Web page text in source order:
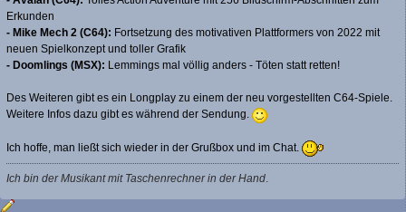
Erkunden
- Mike Mech 2 (C64): Fortsetzung des motivativen Plattformers von 2022 mit
neuen Spielkonzept und toller Grafik
- Doomlings (MSX): Lemmings mal völlig anders - Töten statt retten!
Des Weiteren gibt es ein Longplay zu einem der neu vorgestellten C64-Spiele.
Weitere Infos dazu gibt es während der Sendung.
Ich hoffe, man ließt sich wieder in der Grußbox und im Chat.
Ich bin der Musikant mit Taschenrechner in der Hand